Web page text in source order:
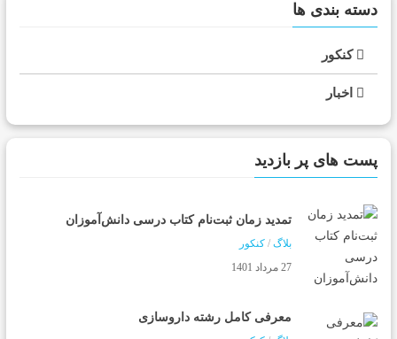
دسته بندی ها
کنکور
اخبار
پست های پر بازدید
تمدید زمان ثبت‌نام کتاب درسی دانش‌آموزان
بلاگ / کنکور
27 مرداد 1401
معرفی کامل رشته داروسازی